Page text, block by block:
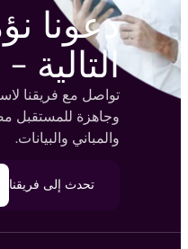
دعونا
التالية
تواصل مع فريقنا
وجاهزة للمستقبل
والمباني والبيانات.
تحدث إلى فريقنا